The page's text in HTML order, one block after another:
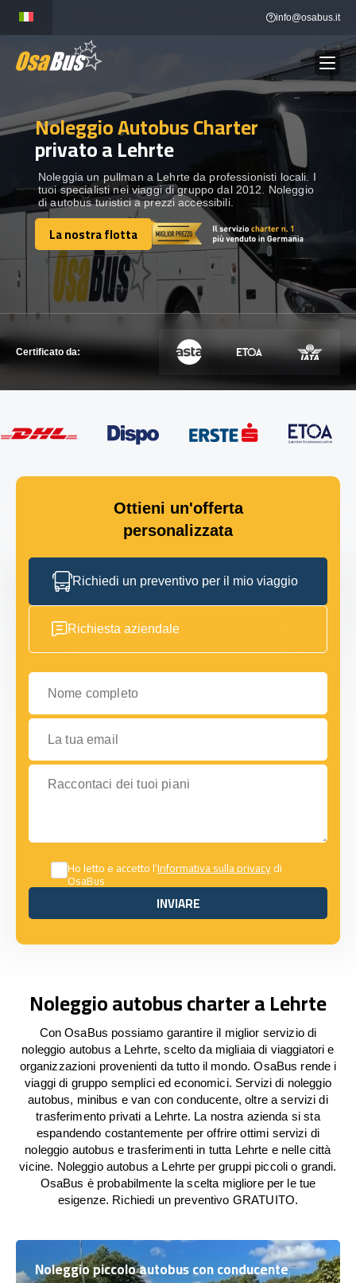
content
info@osabus.it
NOLEGGIO AUTOBUS Show dropdown
DESTINAZIONI Show dropdown
FLOTTA
METTITI IN CONTATTO
METTITI IN CONTATTO
Noleggio Autobus Charter
privato a Lehrte
Noleggia un pullman a Lehrte da professionisti locali. I
tuoi specialisti nei viaggi di gruppo dal 2012. Noleggio
di autobus turistici a prezzi accessibili.
La nostra flotta
La nostra flotta
Certificato da:
Ottieni un'offerta
personalizzata
Richiedi un preventivo per il mio viaggio
Richiesta aziendale
Nome completo
La tua email
Raccontaci dei tuoi piani
Ho letto e accetto l’Informativa sulla privacydi
OsaBus
INVIARE
INVIARE
Noleggio autobus charter a Lehrte
Con OsaBus possiamo garantire il miglior servizio di
noleggio autobus a Lehrte, scelto da migliaia di viaggiatori e
organizzazioni provenienti da tutto il mondo. OsaBus rende i
viaggi di gruppo semplici ed economici. Servizi di noleggio
autobus, minibus e van con conducente, oltre a servizi di
trasferimento privati a Lehrte. La nostra azienda si sta
espandendo costantemente per offrire ottimi servizi di
noleggio autobus e trasferimenti in tutta Lehrte e nelle città
vicine. Noleggio autobus a Lehrte per gruppi piccoli o grandi.
OsaBus è probabilmente la scelta migliore per le tue
esigenze. Richiedi un preventivo GRATUITO.
Noleggio piccolo autobus con conducente